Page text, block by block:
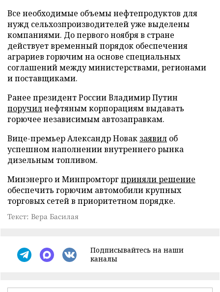
Все необходимые объемы нефтепродуктов для
нужд сельхозпроизводителей уже выделены
компаниями. До первого ноября в стране
действует временный порядок обеспечения
аграриев горючим на основе специальных
соглашений между министерствами, регионами
и поставщиками.
Ранее президент России Владимир Путин
поручилнефтяным корпорациям выдавать
горючее независимым автозаправкам.
Вице-премьер Александр Новак заявил об
успешном наполнении внутреннего рынка
дизельным топливом.
Минэнерго и Минпромторг приняли решение
обеспечить горючим автомобили крупных
торговых сетей в приоритетном порядке.
Текст: Вера Басилая
Подписывайтесь на наши
каналы